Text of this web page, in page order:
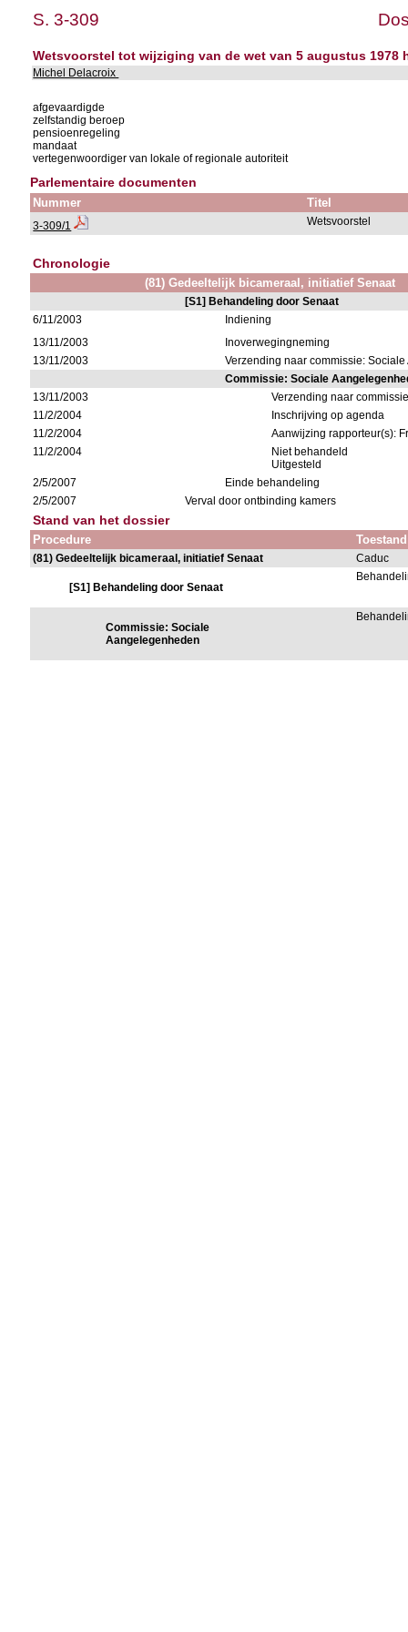
S. 3-309
Wetsvoorstel tot wijziging van de wet van 5 augustus
Michel Delacroix
afgevaardigde
zelfstandig beroep
pensioenregeling
mandaat
vertegenwoordiger van lokale of regionale autoriteit
Parlementaire documenten
Nummer Titel
3-309/1 Wetsvoorstel
Chronologie
(81) Gedeeltelijk bicameraal, initiatief Senaat
[S1] Behandeling door Senaat
6/11/2003
Indiening
13/11/2003
Inoverwegingneming
13/11/2003
Verzending naar commissie:
Commissie: Sociale
13/11/2003
Verzending naar
11/2/2004
Inschrijving op agenda
11/2/2004
Aanwijzing rapporteur(s):
11/2/2004
Niet behandeld
Uitgesteld
2/5/2007
Einde behandeling
2/5/2007
Verval door ontbinding kamers
Stand van het dossier
Procedure Toestand
(81) Gedeeltelijk bicameraal, initiatief Senaat Caduc
[S1] Behandeling door Senaat
Commissie: Sociale
Aangelegenheden